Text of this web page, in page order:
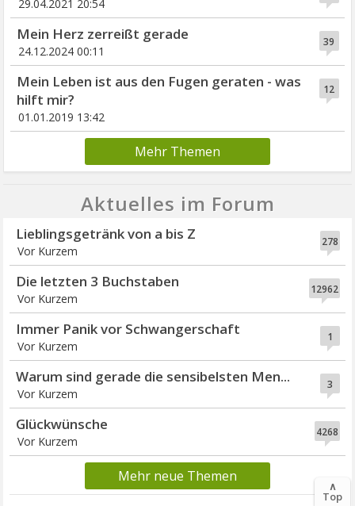
29.04.2021 20:54
39
Mein Herz zerreißt gerade
24.12.2024 00:11
12
Mein Leben ist aus den Fugen geraten - was
hilft mir?
01.01.2019 13:42
Mehr Themen
Aktuelles im Forum
278
Lieblingsgetränk von a bis Z
Vor Kurzem
12962
Die letzten 3 Buchstaben
Vor Kurzem
1
Immer Panik vor Schwangerschaft
Vor Kurzem
3
Warum sind gerade die sensibelsten Men...
Vor Kurzem
4268
Glückwünsche
Vor Kurzem
Mehr neue Themen
∧
Top